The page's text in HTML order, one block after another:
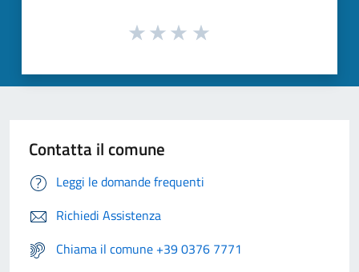
Contatta il comune
Leggi le domande frequenti
Richiedi Assistenza
Chiama il comune +39 0376 7771